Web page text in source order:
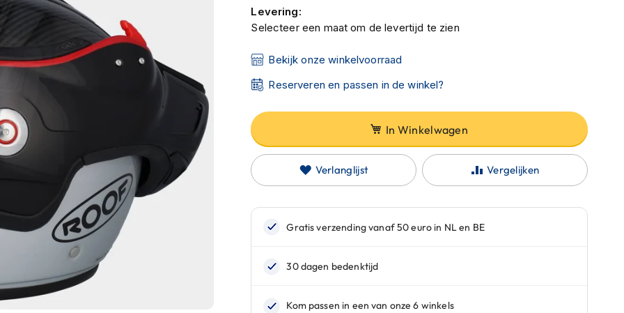
Levering:
Selecteer een maat om de levertijd te zien
Bekijk onze winkelvoorraad
Reserveren en passen in de winkel?
In Winkelwagen
Verlanglijst Vergelijken